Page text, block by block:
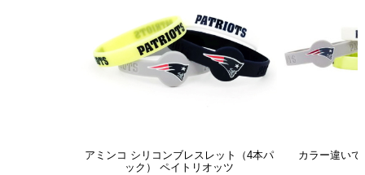
アミンコ シリコンブレスレット（4本パ
ック） ペイトリオッツ
カラー違い